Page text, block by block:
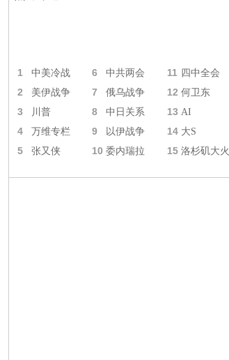
1 中美冷战 6 中共两会 11 四中全会
2 美伊战争 7 俄乌战争 12 何卫东
3 川普 8 中日关系 13 AI
4 万维专栏 9 以伊战争 14 大S
5 张又侠 10 委内瑞拉 15 洛杉矶大火